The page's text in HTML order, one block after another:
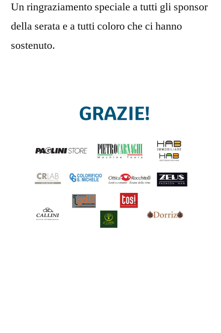
Un ringraziamento speciale a tutti gli sponsor
della serata e a tutti coloro che ci hanno
sostenuto.